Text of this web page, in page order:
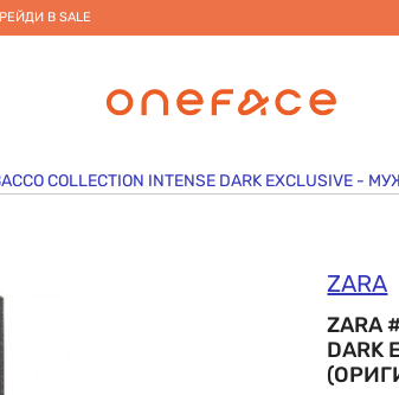
В SALE
COLLECTION INTENSE DARK
ZARA
ZARA